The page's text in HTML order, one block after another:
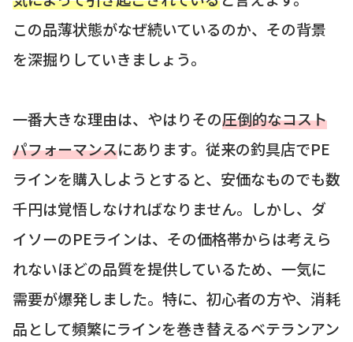
この品薄状態がなぜ続いているのか、その背景
を深掘りしていきましょう。
一番大きな理由は、やはりその圧倒的なコスト
パフォーマンスにあります。従来の釣具店でPE
ラインを購入しようとすると、安価なものでも数
千円は覚悟しなければなりません。しかし、ダ
イソーのPEラインは、その価格帯からは考えら
れないほどの品質を提供しているため、一気に
需要が爆発しました。特に、初心者の方や、消耗
品として頻繁にラインを巻き替えるベテランアン